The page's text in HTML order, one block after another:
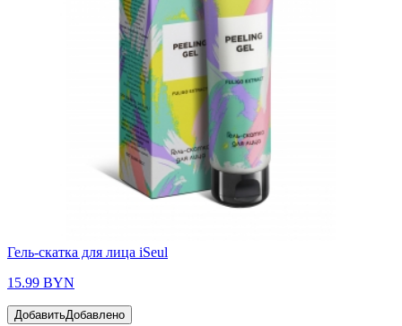
Гель-скатка для лица iSeul
15.99 BYN
ДобавитьДобавлено